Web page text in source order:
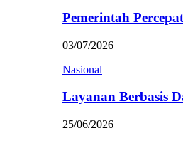
Pemerintah
03/07/2026
Nasional
Layanan Berbasis
25/06/2026